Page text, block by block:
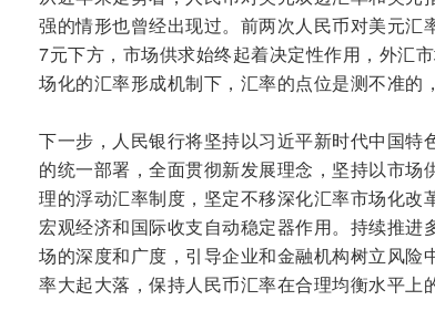
强的情形也曾经出现过。前两次人民币对美元汇
7元下方，市场供求始终起着决定性作用，外汇
场化的汇率形成机制下，汇率的点位是测不准的
下一步，人民银行将坚持以习近平新时代中国
的统一部署，全面贯彻新发展理念，坚持以市
理的浮动汇率制度，坚定不移深化汇率市场化
宏观经济和国际收支自动稳定器作用。持续推
场的深度和广度，引导企业和金融机构树立风
率大起大落，保持人民币汇率在合理均衡水平上